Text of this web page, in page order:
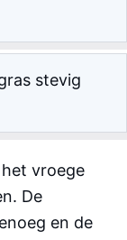
stevig
vroege
De
en de